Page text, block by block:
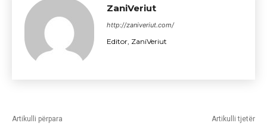
ZaniVeriut
http://zaniveriut.com/
Editor, ZaniVeriut
Artikulli përpara Artikulli tjetër